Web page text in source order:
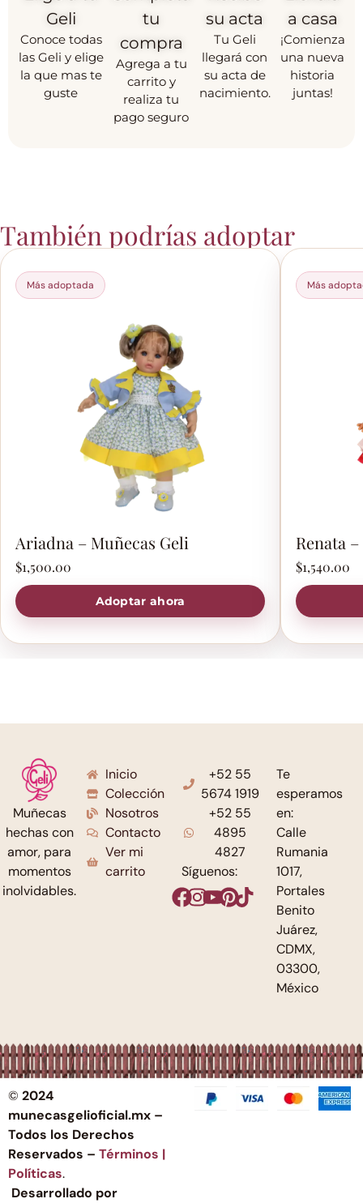
Geli
Conoce todas
las Geli y elige
la que mas te
guste
tu
compra
Agrega a tu
carrito y
realiza tu
pago seguro
su acta
Tu Geli
llegará con
su acta de
nacimiento.
a casa
¡Comienza
una nueva
historia
juntas!
También podrías adoptar
Más adoptada
Ariadna – Muñecas Geli
$1,500.00
Adoptar ahora
Más
Renata
$1,540.00
Muñecas
hechas con
amor, para
momentos
inolvidables.
Inicio
Colección
Nosotros
Contacto
Ver mi
carrito
+52 55
5674 1919
+52 55
4895
4827
Síguenos:
Te
esperamos
en:
Calle
Rumania
1017,
Portales
Benito
Juárez,
CDMX,
03300,
México
© 2024
munecasgelioficial.mx –
Todos los Derechos
Reservados – Términos |
Políticas.
Desarrollado por